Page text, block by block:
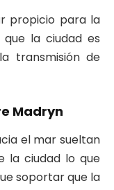
propicio para la
la ciudad es
transmisión de
Madryn
el mar sueltan
la ciudad lo que
soportar que la